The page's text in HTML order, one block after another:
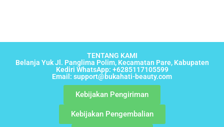
TENTANG KAMI
Belanja Yuk Jl. Panglima Polim, Kecamatan Pare, Kabupaten
Kediri WhatsApp: +6285117105599
Email: support@bukahati-beauty.com
Kebijakan Pengiriman
Kebijakan Pengembalian